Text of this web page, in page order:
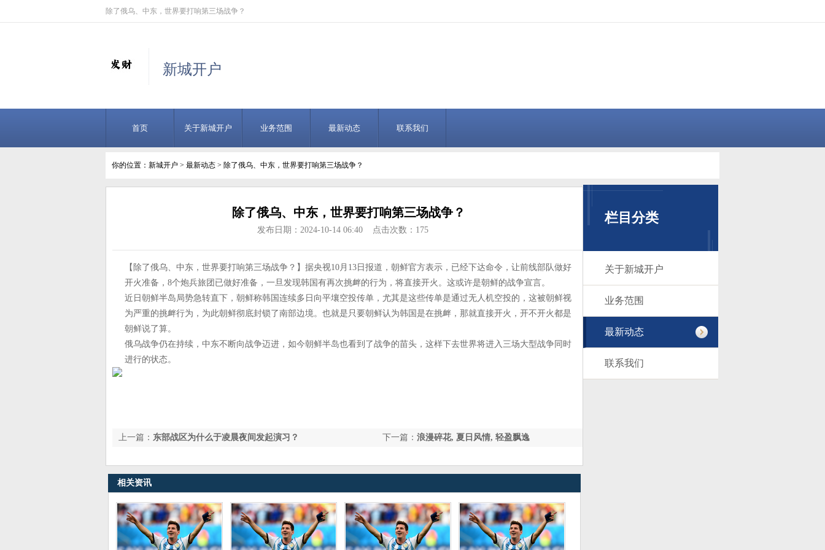
除了俄乌、中东，世界要打响第三场战争？
新城开户
首页 关于新城开户 业务范围 最新动态 联系我们
你的位置： 新城开户 > 最新动态 > 除了俄乌、中东，世界要打响第三场战争？
除了俄乌、中东，世界要打响第三场战争？
发布日期：2024-10-14 06:40 点击次数：175
【除了俄乌、中东，世界要打响第三场战争？】据央视10月13日报道，朝鲜官方表示，已经下达命令，让前线部队做好
开火准备，8个炮兵旅团已做好准备，一旦发现韩国有再次挑衅的行为，将直接开火。这或许是朝鲜的战争宣言。
近日朝鲜半岛局势急转直下，朝鲜称韩国连续多日向平壤空投传单，尤其是这些传单是通过无人机空投的，这被朝鲜视
为严重的挑衅行为，为此朝鲜彻底封锁了南部边境。也就是只要朝鲜认为韩国是在挑衅，那就直接开火，开不开火都是
朝鲜说了算。
俄乌战争仍在持续，中东不断向战争迈进，如今朝鲜半岛也看到了战争的苗头，这样下去世界将进入三场大型战争同时
进行的状态。
下一篇： 浪漫碎花, 夏日风情, 轻盈飘逸
上一篇： 东部战区为什么于凌晨夜间发起演习？
相关资讯
栏目分类
关于新城开户
业务范围
最新动态
联系我们